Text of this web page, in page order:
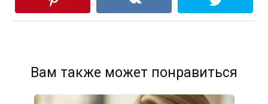
Вам также может понравиться